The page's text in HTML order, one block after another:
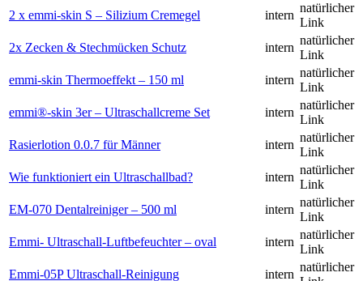
2 x emmi-skin S – Silizium Cremegel
intern
natürlicher
Link
2x Zecken & Stechmücken Schutz
intern
natürlicher
Link
emmi-skin Thermoeffekt – 150 ml
intern
natürlicher
Link
emmi®-skin 3er – Ultraschallcreme Set
intern
natürlicher
Link
Rasierlotion 0.0.7 für Männer
intern
natürlicher
Link
Wie funktioniert ein Ultraschallbad?
intern
natürlicher
Link
EM-070 Dentalreiniger – 500 ml
intern
natürlicher
Link
Emmi- Ultraschall-Luftbefeuchter – oval
intern
natürlicher
Link
Emmi-05P Ultraschall-Reinigung
intern
natürlicher